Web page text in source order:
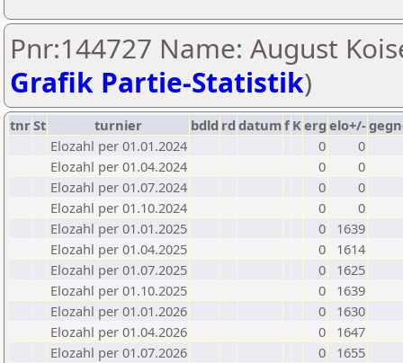
Pnr:144727 Name: August
Grafik Partie-Statistik)
tnrSt turnier bdld rd datumf Kerg elo+/-
Elozahl per 01.01.2024
0
0
Elozahl per 01.04.2024
0
0
Elozahl per 01.07.2024
0
0
Elozahl per 01.10.2024
0
0
Elozahl per 01.01.2025
0
1639
Elozahl per 01.04.2025
0
1614
Elozahl per 01.07.2025
0
1625
Elozahl per 01.10.2025
0
1639
Elozahl per 01.01.2026
0
1630
Elozahl per 01.04.2026
0
1647
Elozahl per 01.07.2026
0
1655